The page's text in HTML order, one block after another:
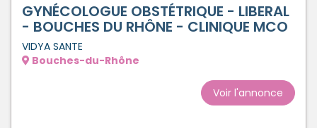
GYNÉCOLOGUE OBSTÉTRIQUE - LIBERAL
- BOUCHES DU RHÔNE - CLINIQUE MCO
VIDYA SANTE
Bouches-du-Rhône
Voir l'annonce